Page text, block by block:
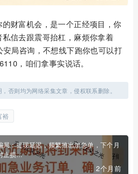
财富机会，是一个正经项目，你
信去跟震哥抬杠，麻烦你拿着
局咨询，不想线下跑你也可以打
，咱们拿事实说话。
否则均为网络采集文章，侵权联系删除。
裕
局：提现延迟，频繁推出加急单，下个月
止损…
2个月前